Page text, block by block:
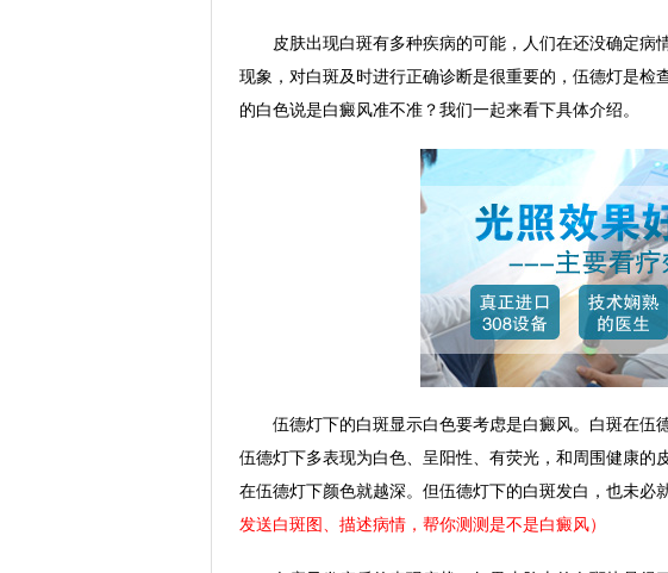
皮肤出现白斑有多种疾病的可能，人们在还没确定病
现象，对白斑及时进行正确诊断是很重要的，伍德灯是检
的白色说是白癜风准不准？我们一起来看下具体介绍。
伍德灯下的白斑显示白色要考虑是白癜风。白斑在伍
伍德灯下多表现为白色、呈阳性、有荧光，和周围健康的
在伍德灯下颜色就越深。但伍德灯下的白斑发白，也未必
发送白斑图、描述病情，帮你测测是不是白癜风）